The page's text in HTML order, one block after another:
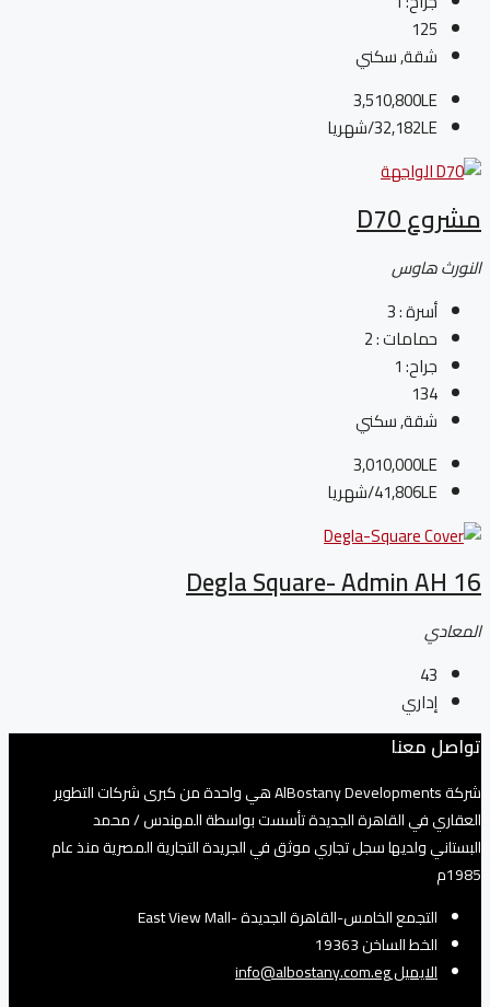
125
شقة, سكني
3,510,800LE
32,182LE/شهريا
مشروع D70
النورث هاوس
أسرة :3
حمامات :2
جراح:1
134
شقة, سكني
3,010,000LE
41,806LE/شهريا
Degla Square- Admin AH 16
المعادي
43
إداري
تواصل معنا
شركة AlBostany Developments هي واحدة من كبرى شركات التطوير
العقاري في القاهرة الجديدة تأسست بواسطة المهندس / محمد
البستاني ولديها سجل تجاري موثق في الجريدة التجارية المصرية منذ عام
1985م
التجمع الخامس-القاهرة الجديدة -East View Mall
الخط الساخن 19363
الايميل info@albostany.com.eg